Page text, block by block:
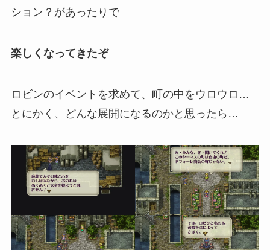
ション？があったりで
楽しくなってきたぞ
ロビンのイベントを求めて、町の中をウロウロ…
とにかく、どんな展開になるのかと思ったら…